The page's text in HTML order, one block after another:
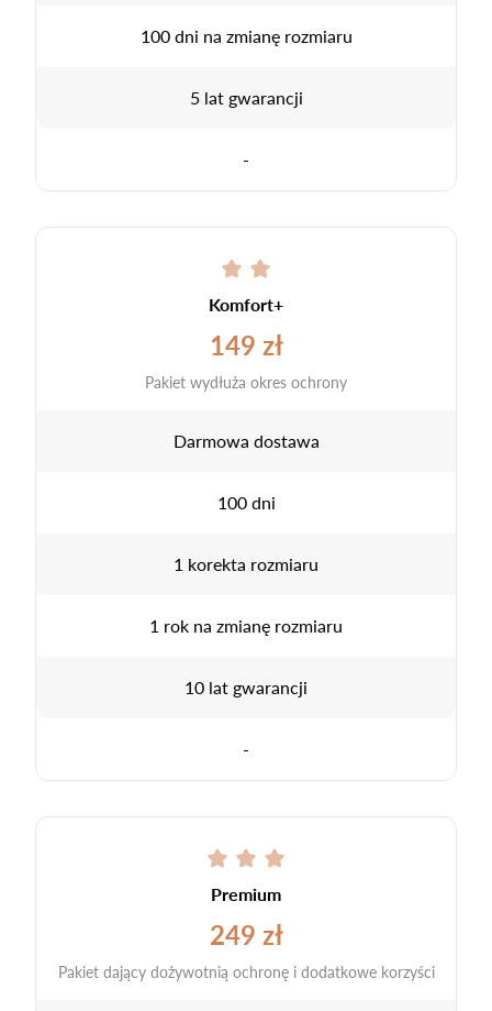
100 dni na zmianę rozmiaru
5 lat gwarancji
-
Komfort+
149 zł
Pakiet wydłuża okres ochrony
Darmowa dostawa
100 dni
1 korekta rozmiaru
1 rok na zmianę rozmiaru
10 lat gwarancji
-
Premium
249 zł
Pakiet dający dożywotnią ochronę i dodatkowe korzyści